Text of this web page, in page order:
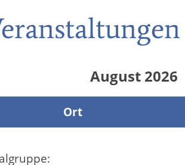
August 2026
Ort